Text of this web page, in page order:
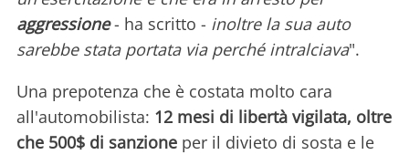
aggressione- ha scritto - inoltre la sua auto
sarebbe stata portata via perché intralciava".
Una prepotenza che è costata molto cara
all'automobilista: 12 mesi di libertà vigilata, oltre
che 500$ di sanzione per il divieto di sosta e le